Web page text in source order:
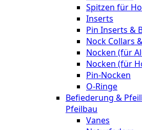
Spitzen für
Inserts
Pin Inserts &
Nock Collars
Nocken (für
Nocken (für
Pin-Nocken
O-Ringe
Befiederung &
Pfeilbau
Vanes